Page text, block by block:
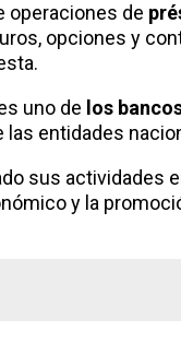
operaciones de
opciones y
uno de los
las entidades
sus actividades
y la